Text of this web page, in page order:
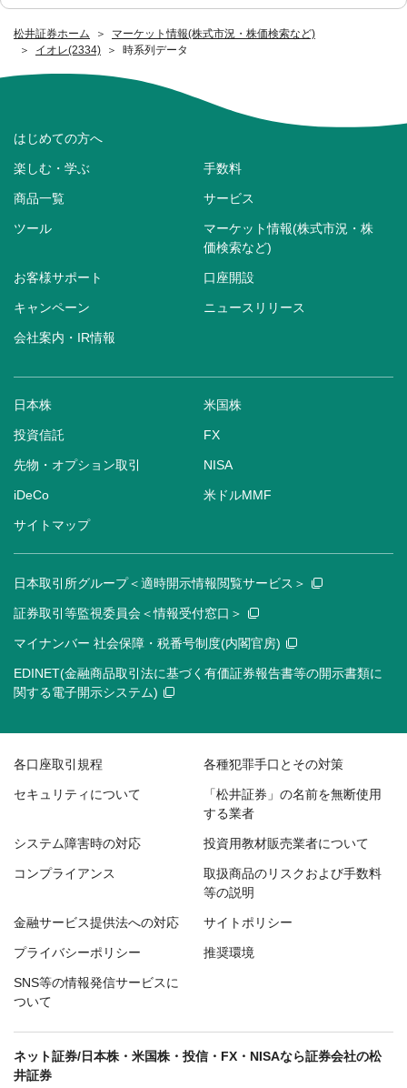
松井証券ホーム
マーケット情報(株式市況・株価検索など)
イオレ(2334)
時系列データ
はじめての方へ
楽しむ・学ぶ 手数料
商品一覧 サービス
ツール
マーケット情報(株式市況・株
価検索など)
お客様サポート 口座開設
キャンペーン ニュースリリース
会社案内・IR情報
日本株 米国株
投資信託 FX
先物・オプション取引 NISA
iDeCo 米ドルMMF
サイトマップ
日本取引所グループ＜適時開示情報閲覧サービス＞
証券取引等監視委員会＜情報受付窓口＞
マイナンバー 社会保障・税番号制度(内閣官房)
EDINET(金融商品取引法に基づく有価証券報告書等の開示書類に
関する電子開示システム)
各口座取引規程 各種犯罪手口とその対策
セキュリティについて
「松井証券」の名前を無断使用
する業者
システム障害時の対応 投資用教材販売業者について
コンプライアンス
取扱商品のリスクおよび手数料
等の説明
金融サービス提供法への対応 サイトポリシー
プライバシーポリシー 推奨環境
SNS等の情報発信サービスに
ついて
ネット証券/日本株・米国株・投信・FX・NISAなら証券会社の松
井証券